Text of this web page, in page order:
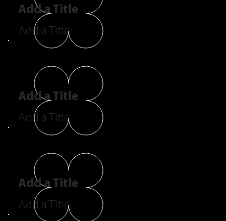
Add a Title
Add a Title
Add a Title
Add a Title
Add a Title
Add a Title